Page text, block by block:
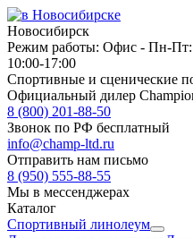
Новосибирск
Режим работы: Офис - Пн-Пт:
10:00-17:00
Спортивные и сценические
Официальный дилер
8 (800) 201-88-50
Звонок по РФ бесплатный
info@champ-ltd.ru
Отправить нам письмо
8 (950) 555-88-55
Мы в мессенджерах
Каталог
Спортивный линолеум